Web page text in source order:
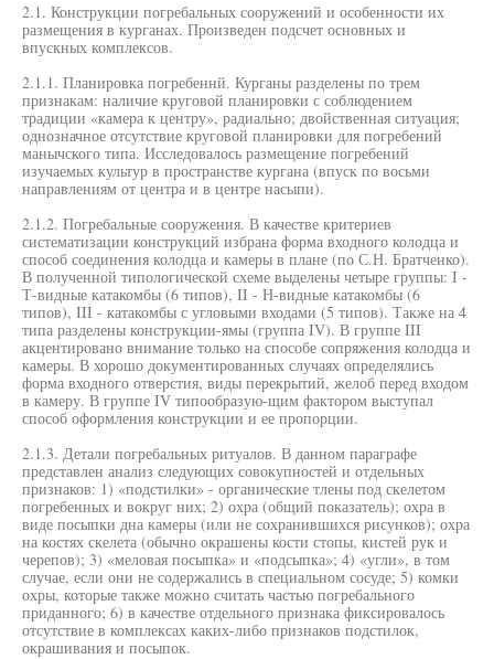
2.1. Конструкции погребальных сооружений и особенности их
размещения в курганах. Произведен подсчет основных и
впускных комплексов.
2.1.1. Планировка погребеннй. Курганы разделены по трем
признакам: наличие круговой планировки с соблюдением
традиции «камера к центру», радиально; двойственная ситуация;
однозначное отсутствие круговой планировки для погребений
манычского типа. Исследовалось размещение погребений
изучаемых культур в пространстве кургана (впуск по восьми
направлениям от центра и в центре насыпи).
2.1.2. Погребальные сооружения. В качестве критериев
систематизации конструкций избрана форма входного колодца и
способ соединения колодца и камеры в плане (по С.Н. Братченко).
В полученной типологической схеме выделены четыре группы: I -
Т-видные катакомбы (6 типов), II - Н-видные катакомбы (6
типов), III - катакомбы с угловыми входами (5 типов). Также на 4
типа разделены конструкции-ямы (группа IV). В группе III
акцентировано внимание только на способе сопряжения колодца и
камеры. В хорошо документированных случаях определялись
форма входного отверстия, виды перекрытий, желоб перед входом
в камеру. В группе IV типообразую-щим фактором выступал
способ оформления конструкции и ее пропорции.
2.1.3. Детали погребальных ритуалов. В данном параграфе
представлен анализ следующих совокупностей и отдельных
признаков: 1) «подстилки» - органические тлены под скелетом
погребенных и вокруг них; 2) охра (общий показатель); охра в
виде посыпки дна камеры (или не сохранившихся рисунков); охра
на костях скелета (обычно окрашены кости стопы, кистей рук и
черепов); 3) «меловая посыпка» и «подсыпка»; 4) «угли», в том
случае, если они не содержались в специальном сосуде; 5) комки
охры, которые также можно считать частью погребального
приданного; 6) в качестве отдельного признака фиксировалось
отсутствие в комплексах каких-либо признаков подстилок,
окрашивания и посыпок.